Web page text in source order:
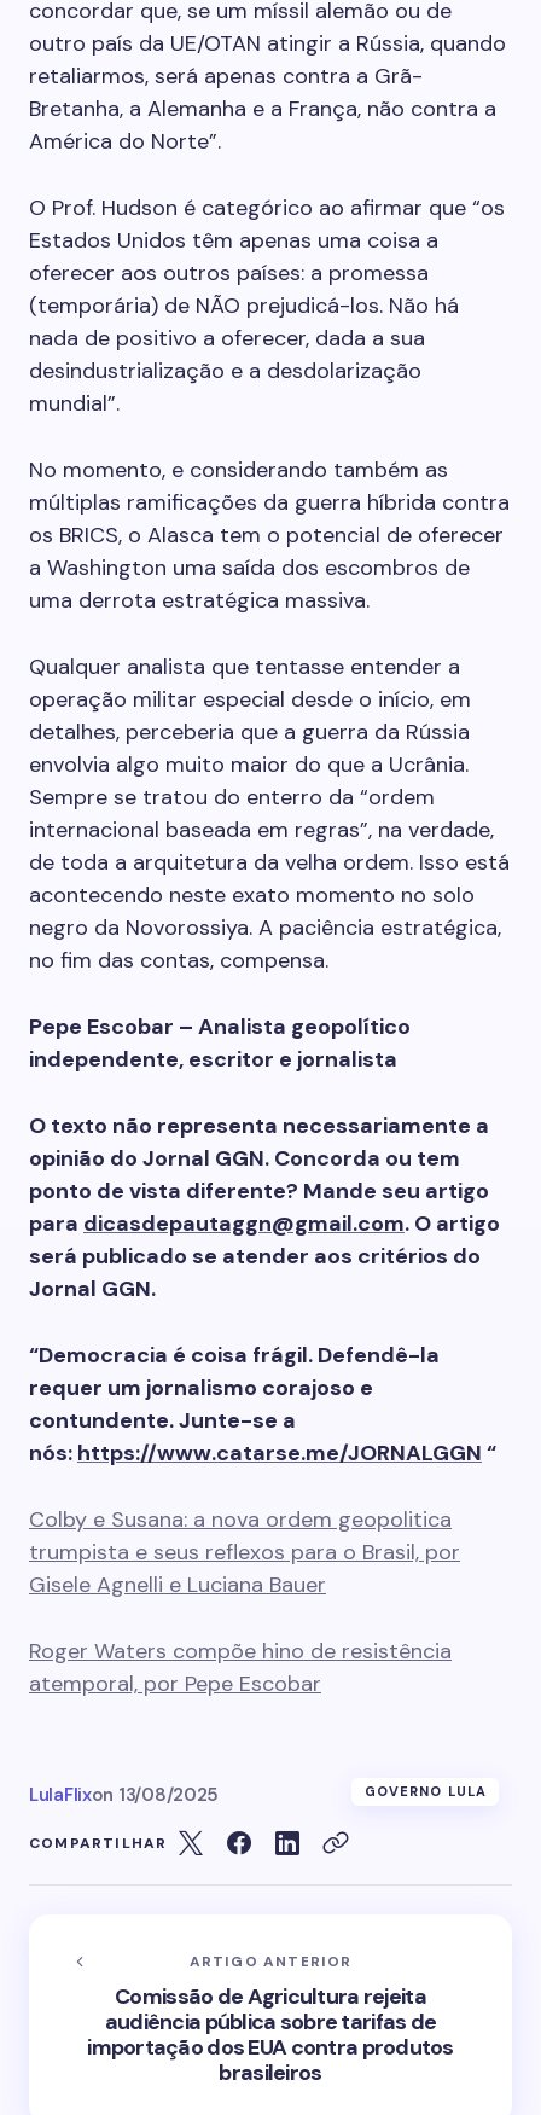
concordar que, se um míssil alemão ou de
outro país da UE/OTAN atingir a Rússia, quando
retaliarmos, será apenas contra a Grã-
Bretanha, a Alemanha e a França, não contra a
América do Norte”.
O Prof. Hudson é categórico ao afirmar que “os
Estados Unidos têm apenas uma coisa a
oferecer aos outros países: a promessa
(temporária) de NÃO prejudicá-los. Não há
nada de positivo a oferecer, dada a sua
desindustrialização e a desdolarização
mundial”.
No momento, e considerando também as
múltiplas ramificações da guerra híbrida contra
os BRICS, o Alasca tem o potencial de oferecer
a Washington uma saída dos escombros de
uma derrota estratégica massiva.
Qualquer analista que tentasse entender a
operação militar especial desde o início, em
detalhes, perceberia que a guerra da Rússia
envolvia algo muito maior do que a Ucrânia.
Sempre se tratou do enterro da “ordem
internacional baseada em regras”, na verdade,
de toda a arquitetura da velha ordem. Isso está
acontecendo neste exato momento no solo
negro da Novorossiya. A paciência estratégica,
no fim das contas, compensa.
Pepe Escobar – Analista geopolítico
independente, escritor e jornalista
O texto não representa necessariamente a
opinião do Jornal GGN. Concorda ou tem
ponto de vista diferente? Mande seu artigo
para dicasdepautaggn@gmail.com. O artigo
será publicado se atender aos critérios do
Jornal GGN.
“Democracia é coisa frágil. Defendê-la
requer um jornalismo corajoso e
contundente. Junte-se a
nós: https://www.catarse.me/JORNALGGN “
Colby e Susana: a nova ordem geopolitica
trumpista e seus reflexos para o Brasil, por
Gisele Agnelli e Luciana Bauer
Roger Waters compõe hino de resistência
atemporal, por Pepe Escobar
LulaFlixon 13/08/2025 GOVERNO LULA
COMPARTILHAR
ARTIGO ANTERIOR
Comissão de Agricultura rejeita
audiência pública sobre tarifas de
importação dos EUA contra produtos
brasileiros